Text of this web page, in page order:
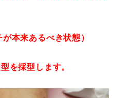
本来あるべき状態）
を採型します。